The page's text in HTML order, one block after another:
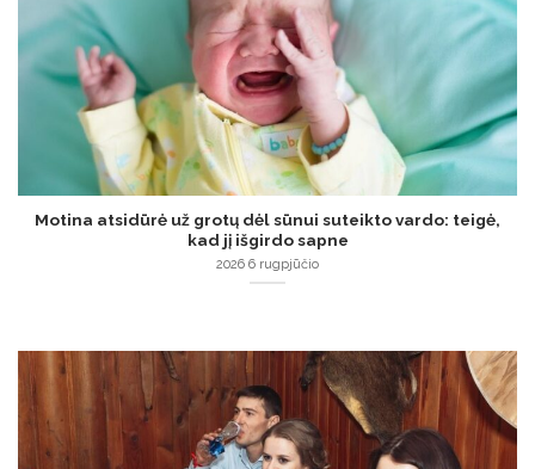
Motina atsidūrė už grotų dėl sūnui suteikto vardo: teigė,
kad jį išgirdo sapne
2026 6 rugpjūčio